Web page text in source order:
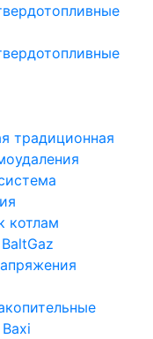
традиционная
котлам